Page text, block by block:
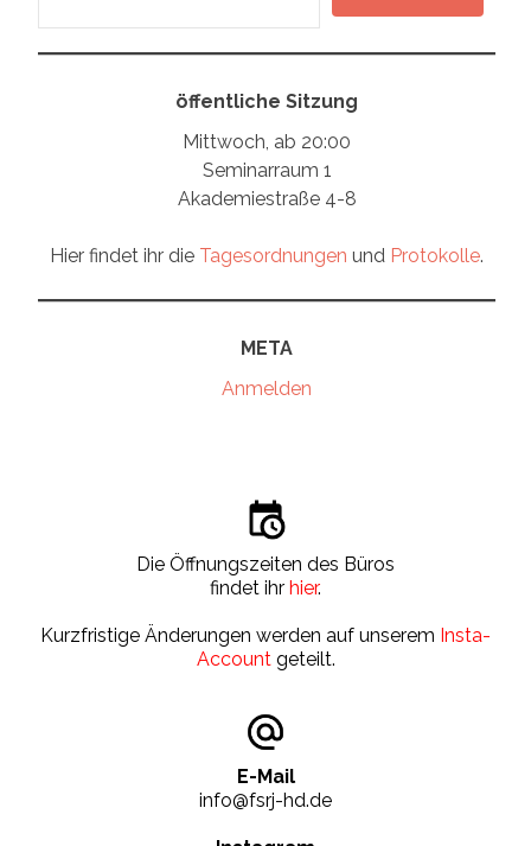
öffentliche Sitzung
Mittwoch, ab 20:00
Seminarraum 1
Akademiestraße 4-8
Hier findet ihr die Tagesordnungen und Protokolle.
META
Anmelden
Die Öffnungszeiten des Büros
findet ihr hier.
Kurzfristige Änderungen werden auf unserem Insta-
Accountgeteilt.
E-Mail
info@fsrj-hd.de